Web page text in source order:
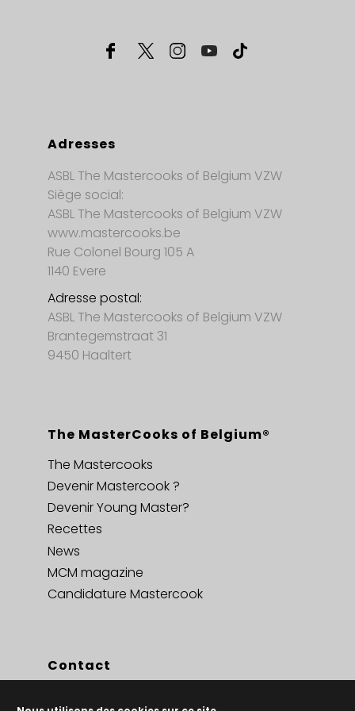
Adresses
ASBL The Mastercooks of Belgium VZW
Siège social:
ASBL The Mastercooks of Belgium VZW
www.mastercooks.be
Rue Colonel Bourg 105 A
1140 Evere
Adresse postal:
ASBL The Mastercooks of Belgium VZW
Brantegemstraat 31
9450 Haaltert
The MasterCooks of Belgium®
The Mastercooks
Devenir Mastercook ?
Devenir Young Master?
Recettes
News
MCM magazine
Candidature Mastercook
Contact